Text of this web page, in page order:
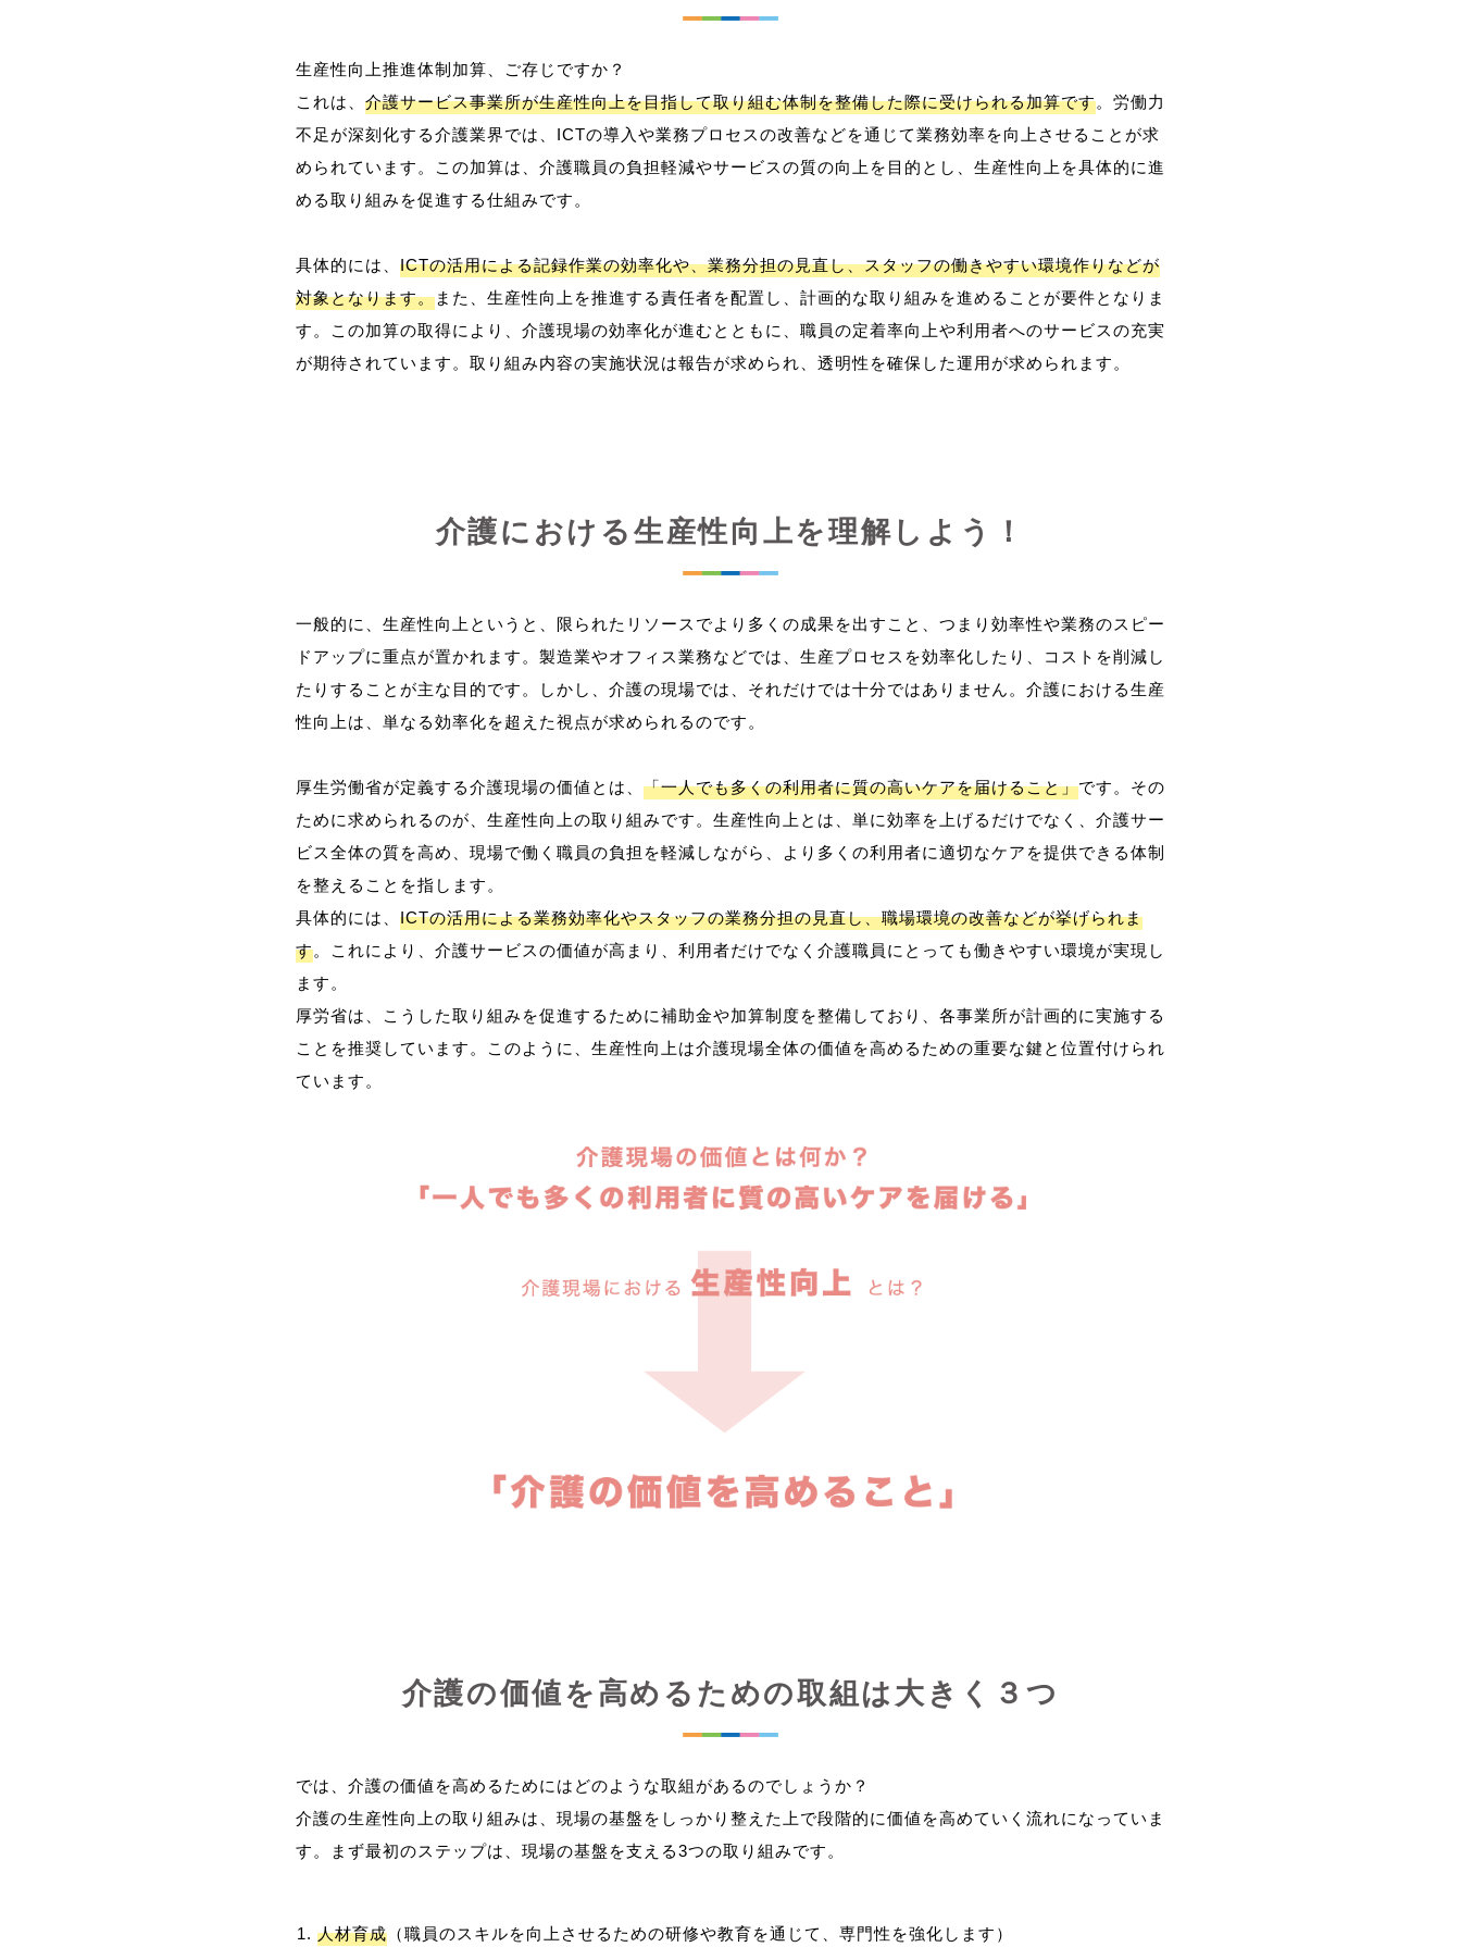
生産性向上推進体制加算、ご存じですか？
これは、 介護サービス事業所が生産性向上を目指して取り組む体制を整備した際に受けられる加算です。労働力
不足が深刻化する介護業界では、ICTの導入や業務プロセスの改善などを通じて業務効率を向上させることが求
められています。この加算は、介護職員の負担軽減やサービスの質の向上を目的とし、生産性向上を具体的に進
める取り組みを促進する仕組みです。
具体的には、 ICTの活用による記録作業の効率化や、業務分担の見直し、スタッフの働きやすい環境作りなどが
対象となります。また、生産性向上を推進する責任者を配置し、計画的な取り組みを進めることが要件となりま
す。この加算の取得により、介護現場の効率化が進むとともに、職員の定着率向上や利用者へのサービスの充実
介護における生産性向上を理解しよう！
一般的に、生産性向上というと、限られたリソースでより多くの成果を出すこと、つまり効率性や業務のスピー
ドアップに重点が置かれます。製造業やオフィス業務などでは、生産プロセスを効率化したり、コストを削減し
たりすることが主な目的です。しかし、介護の現場では、それだけでは十分ではありません。介護における生産
性向上は、単なる効率化を超えた視点が求められるのです。
厚生労働省が定義する介護現場の価値とは、 「一人でも多くの利用者に質の高いケアを届けること」です。その
ために求められるのが、生産性向上の取り組みです。生産性向上とは、単に効率を上げるだけでなく、介護サー
ビス全体の質を高め、現場で働く職員の負担を軽減しながら、より多くの利用者に適切なケアを提供できる体制
を整えることを指します。
具体的には、 ICTの活用による業務効率化やスタッフの業務分担の見直し、職場環境の改善などが挙げられま
す。これにより、介護サービスの価値が高まり、利用者だけでなく介護職員にとっても働きやすい環境が実現し
ます。
厚労省は、こうした取り組みを促進するために補助金や加算制度を整備しており、各事業所が計画的に実施する
ことを推奨しています。このように、生産性向上は介護現場全体の価値を高めるための重要な鍵と位置付けられ
介護の価値を高めるための取組は大きく３つ
では、介護の価値を高めるためにはどのような取組があるのでしょうか？
介護の生産性向上の取り組みは、現場の基盤をしっかり整えた上で段階的に価値を高めていく流れになっていま
人材育成 （職員のスキルを向上させるための研修や教育を通じて、専門性を強化します）